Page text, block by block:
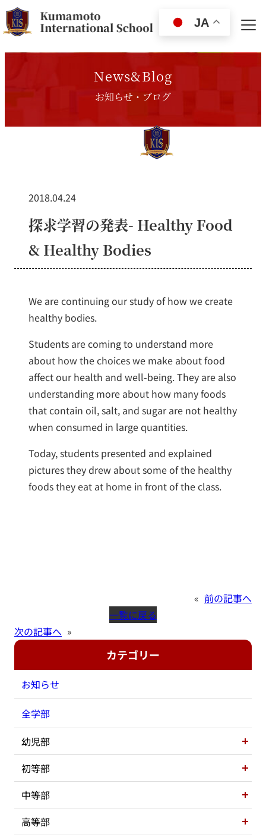
JA
News&Blog
お知らせ・ブログ
2018.04.24
探求学習の発表- Healthy Food
& Healthy Bodies
We are continuing our study of how we create
healthy bodies.
Students are coming to understand more
about how the choices we make about food
affect our health and well-being. They are also
understanding more about how many foods
that contain oil, salt, and sugar are not healthy
when consumed in large quantities.
Today, students presented and explained
pictures they drew about some of the healthy
foods they eat at home in front of the class.
« 前の記事へ
一覧に戻る
次の記事へ »
カテゴリー
お知らせ
全学部
幼児部
初等部
中等部
高等部